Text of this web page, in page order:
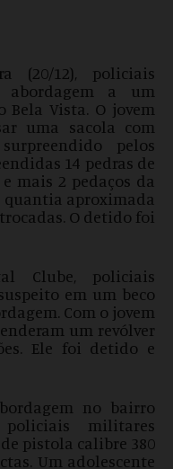
(20/12), policiais
abordagem a um
Vista. O jovem
uma sacola com
pelos
14 pedras de
mais 2 pedaços da
quantia aproximada
O detido foi
Clube, policiais
em um beco
Com o jovem
um revólver
Ele foi detido e
no bairro
militares
pistola calibre 380
Um adolescente